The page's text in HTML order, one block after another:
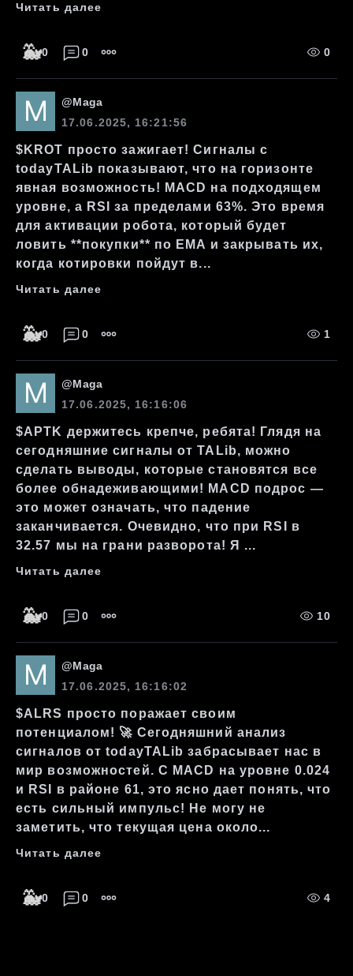
Читать далее
🐳0 0 0
@Maga
17.06.2025, 16:21:56
$KROT просто зажигает! Сигналы с
todayTALib показывают, что на горизонте
явная возможность! MACD на подходящем
уровне, а RSI за пределами 63%. Это время
для активации робота, который будет
ловить **покупки** по EMA и закрывать их,
когда котировки пойдут в...
Читать далее
🐳0 0 1
@Maga
17.06.2025, 16:16:06
$APTK держитесь крепче, ребята! Глядя на
сегодняшние сигналы от TALib, можно
сделать выводы, которые становятся все
более обнадеживающими! MACD подрос —
это может означать, что падение
заканчивается. Очевидно, что при RSI в
32.57 мы на грани разворота! Я ...
Читать далее
🐳0 0 10
@Maga
17.06.2025, 16:16:02
$ALRS просто поражает своим
потенциалом! 🚀 Сегодняшний анализ
сигналов от todayTALib забрасывает нас в
мир возможностей. С MACD на уровне 0.024
и RSI в районе 61, это ясно дает понять, что
есть сильный импульс! Не могу не
заметить, что текущая цена около...
Читать далее
🐳0 0 4